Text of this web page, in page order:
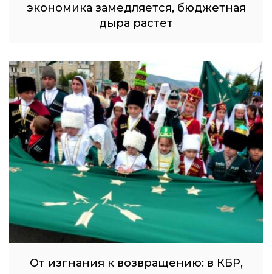
экономика замедляется, бюджетная
дыра растет
От изгнания к возвращению: в КБР,